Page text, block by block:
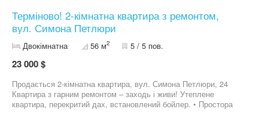
Терміново! 2-кімнатна квартира з ремонтом,
вул. Симона Петлюри
Двокімнатна 56 м2 5 / 5 пов.
23 000 $
Продається 2-кімнатна квартира, вул. Симона Петлюри, 24
Квартира з гарним ремонтом – заходь і живи! Утеплене
квартира, перекритий дах, встановлений бойлер. • Простора